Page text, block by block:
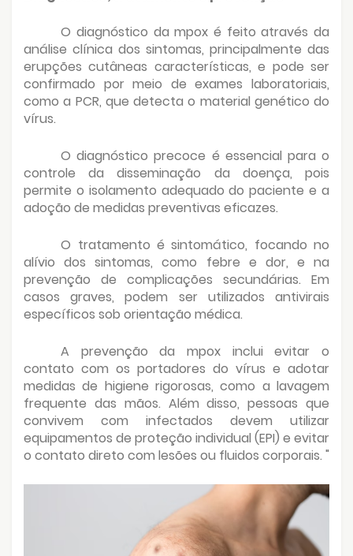
O diagnóstico da mpox é feito através da
análise clínica dos sintomas, principalmente das
erupções cutâneas características, e pode ser
confirmado por meio de exames laboratoriais,
como a PCR, que detecta o material genético do
vírus.
O diagnóstico precoce é essencial para o
controle da disseminação da doença, pois
permite o isolamento adequado do paciente e a
adoção de medidas preventivas eficazes.
O tratamento é sintomático, focando no
alívio dos sintomas, como febre e dor, e na
prevenção de complicações secundárias. Em
casos graves, podem ser utilizados antivirais
específicos sob orientação médica.
A prevenção da mpox inclui evitar o
contato com os portadores do vírus e adotar
medidas de higiene rigorosas, como a lavagem
frequente das mãos. Além disso, pessoas que
convivem com infectados devem utilizar
equipamentos de proteção individual (EPI) e evitar
o contato direto com lesões ou fluidos corporais. "